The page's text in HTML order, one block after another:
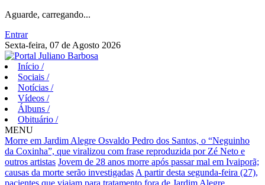
Aguarde, carregando...
Entrar
Sexta-feira, 07 de Agosto 2026
Início /
Sociais /
Notícias /
Vídeos /
Álbuns /
Obituário /
MENU
Morre em Jardim Alegre Osvaldo Pedro dos Santos, o “Neguinho
da Coxinha”, que viralizou com frase reproduzida por Zé Neto e
outros artistas Jovem de 28 anos morre após passar mal em Ivaiporã;
causas da morte serão investigadas A partir desta segunda-feira (27),
pacientes que viajam para tratamento fora de Jardim Alegre